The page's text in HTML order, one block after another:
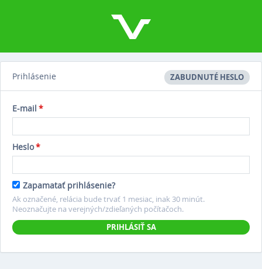
Prihlásenie ZABUDNUTÉ HESLO
E-mail *
Heslo*
Zapamatať prihlásenie?
Ak označené, relácia bude trvať 1 mesiac, inak 30 minút.
Neoznačujte na verejných/zdieľaných počítačoch.